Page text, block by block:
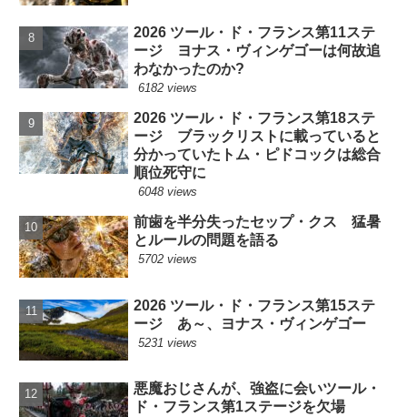
2026 ツール・ド・フランス第11ステ
ージ ヨナス・ヴィンゲゴーは何故追
わなかったのか?
6182 views
2026 ツール・ド・フランス第18ステ
ージ ブラックリストに載っていると
分かっていたトム・ピドコックは総合
順位死守に
6048 views
前歯を半分失ったセップ・クス 猛暑
とルールの問題を語る
5702 views
2026 ツール・ド・フランス第15ステ
ージ あ～、ヨナス・ヴィンゲゴー
5231 views
悪魔おじさんが、強盗に会いツール・
ド・フランス第1ステージを欠場